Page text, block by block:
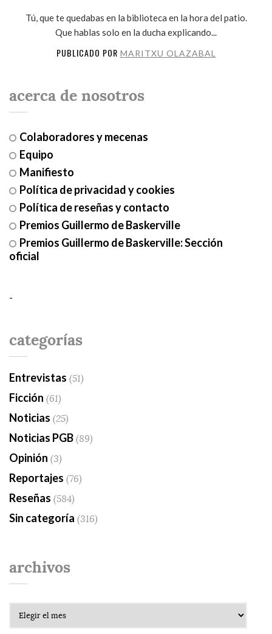
Tú, que te quedabas en la biblioteca en la hora del patio.
Que hablas solo en la ducha explicando...
PUBLICADO POR MARITXU OLAZABAL
acerca de nosotros
Colaboradores y mecenas
Equipo
Manifiesto
Política de privacidad y cookies
Política de reseñas y contacto
Premios Guillermo de Baskerville
Premios Guillermo de Baskerville: Sección
oficial
-
categorías
Entrevistas (51)
Ficción (61)
Noticias (25)
Noticias PGB(89)
Opinión (3)
Reportajes (76)
Reseñas (584)
Sin categoría (316)
archivos